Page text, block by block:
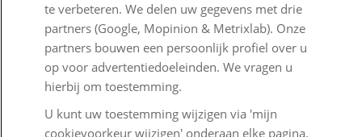
Klachtenregeling
Nieuwsbrief
Digitale post
Formulieren
te verbeteren. We delen uw gegevens met drie
partners (Google, Mopinion & Metrixlab). Onze
partners bouwen een persoonlijk profiel over u
op voor advertentiedoeleinden. We vragen u
hierbij om toestemming.
U kunt uw toestemming wijzigen via 'mijn
cookievoorkeur wijzigen' onderaan elke pagina.